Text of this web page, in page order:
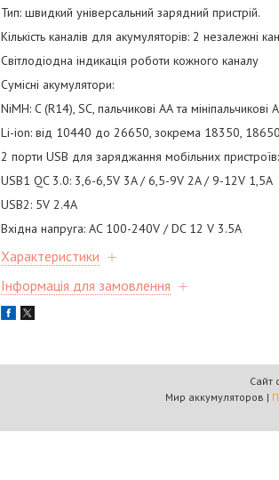
Тип: швидкий універсальний зарядний пристрій.
Кількість каналів для акумуляторів: 2 незалежні
Світлодіодна індикація роботи кожного каналу
Сумісні акумулятори:
NiMH: C (R14), SC, пальчикові АА та
Li-ion: від 10440 до 26650, зокрема 18350,
2 порти USB для заряджання мобільних пристроїв:
USB1 QC 3.0: 3,6-6,5V 3A / 6,5-9V 2A / 9-12V 1,5A
USB2: 5V 2.4A
Вхідна напруга: AC 100-240V / DC 12 V 3.5A
Характеристики
Інформація для замовлення
Сайт
Мир аккумуляторов |